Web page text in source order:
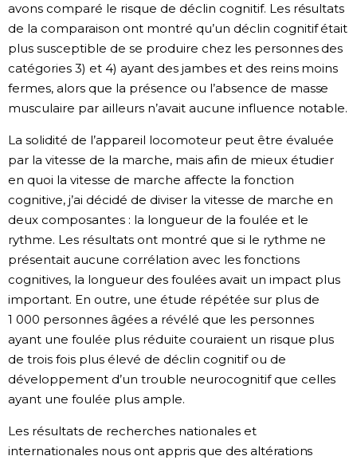
avons comparé le risque de déclin cognitif. Les résultats
de la comparaison ont montré qu’un déclin cognitif était
plus susceptible de se produire chez les personnes des
catégories 3) et 4) ayant des jambes et des reins moins
fermes, alors que la présence ou l’absence de masse
musculaire par ailleurs n’avait aucune influence notable.
La solidité de l’appareil locomoteur peut être évaluée
par la vitesse de la marche, mais afin de mieux étudier
en quoi la vitesse de marche affecte la fonction
cognitive, j’ai décidé de diviser la vitesse de marche en
deux composantes : la longueur de la foulée et le
rythme. Les résultats ont montré que si le rythme ne
présentait aucune corrélation avec les fonctions
cognitives, la longueur des foulées avait un impact plus
important. En outre, une étude répétée sur plus de
1 000 personnes âgées a révélé que les personnes
ayant une foulée plus réduite couraient un risque plus
de trois fois plus élevé de déclin cognitif ou de
développement d’un trouble neurocognitif que celles
ayant une foulée plus ample.
Les résultats de recherches nationales et
internationales nous ont appris que des altérations